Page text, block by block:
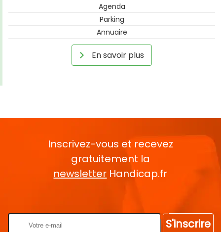
Agenda
Parking
Annuaire
En savoir plus
Inscrivez-vous et recevez
gratuitement la
newsletter Handicap.fr
S'inscrire